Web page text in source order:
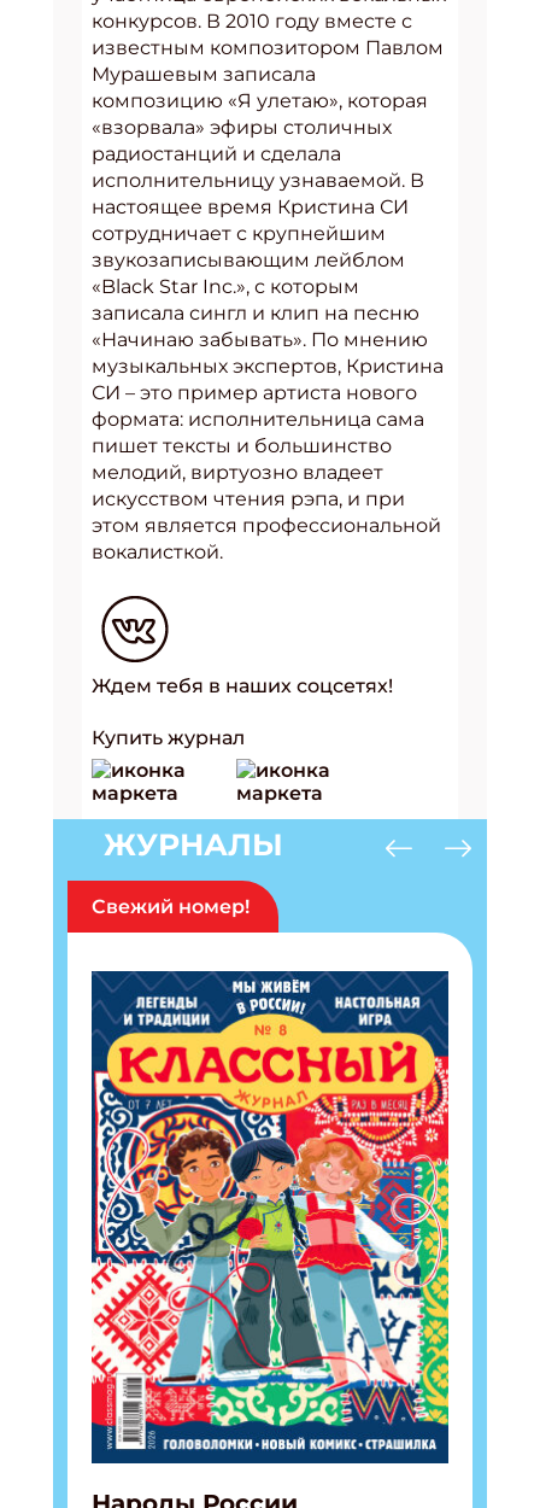
конкурсов. В 2010 году вместе с
известным композитором Павлом
Мурашевым записала
композицию «Я улетаю», которая
«взорвала» эфиры столичных
радиостанций и сделала
исполнительницу узнаваемой. В
настоящее время Кристина СИ
сотрудничает с крупнейшим
звукозаписывающим лейблом
«Black Star Inc.», с которым
записала сингл и клип на песню
«Начинаю забывать». По мнению
музыкальных экспертов, Кристина
СИ – это пример артиста нового
формата: исполнительница сама
пишет тексты и большинство
мелодий, виртуозно владеет
искусством чтения рэпа, и при
этом является профессиональной
вокалисткой.
Ждем тебя в наших соцсетях!
Купить журнал
ЖУРНАЛЫ
Свежий номер!
Подпишись на рассылку
Получи электронный "Классный журнал" в
подарок!
Укажите имя
Укажите Ваш Email
ПОДПИСАТЬСЯ